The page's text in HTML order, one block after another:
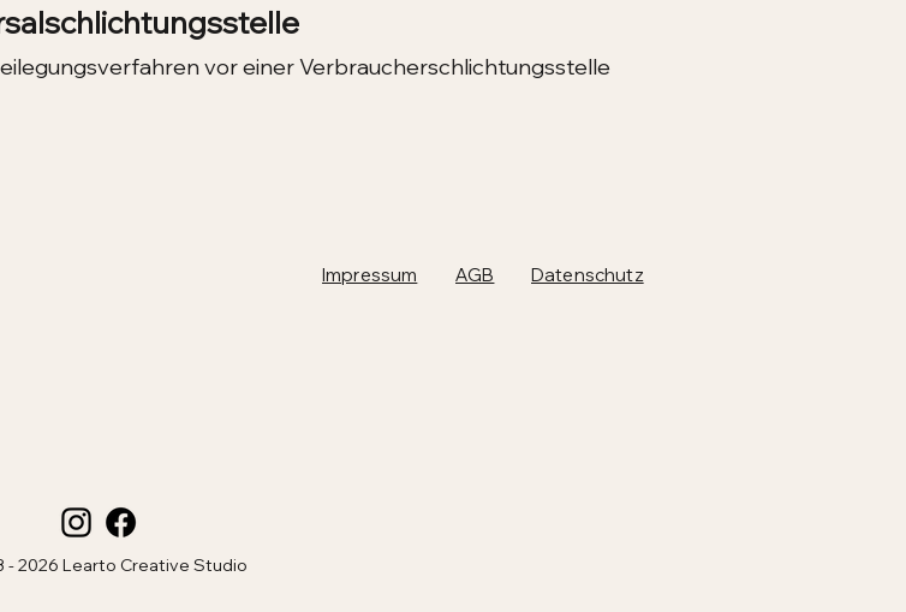
vor einer Verbraucherschlichtungsstelle
Impressum AGB Datenschutz
- 2026 Learto Creative Studio